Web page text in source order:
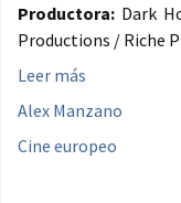
Productora: Dark
Productions / Riche
Leer más
Alex Manzano
Cine europeo